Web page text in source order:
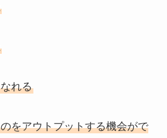
れる
をアウトプットする機会がで